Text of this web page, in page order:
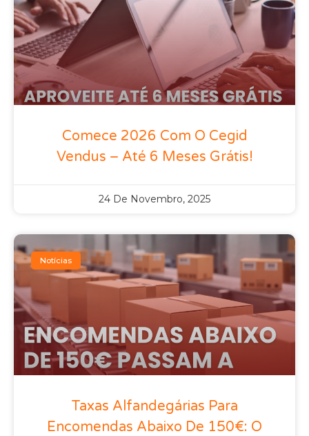
Comece 2026 Com O Cegid
Vendus – Até 6 Meses Grátis!
24 De Novembro, 2025
Notícias
Taxas Alfandegárias Para
Encomendas Abaixo De 150€: O